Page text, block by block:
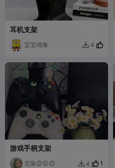
耳机支架
宝宝绵海  4
游戏手柄支架
北落😊😊😊  4 1